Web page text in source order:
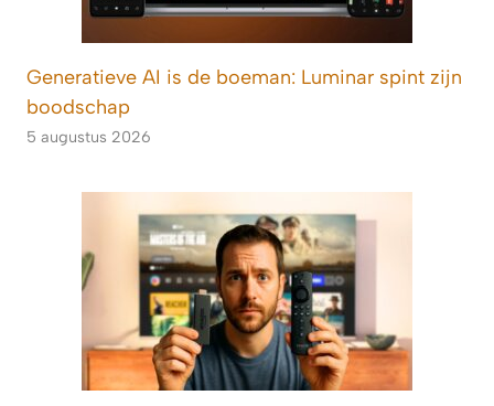
Generatieve AI is de boeman: Luminar spint zijn
boodschap
5 augustus 2026